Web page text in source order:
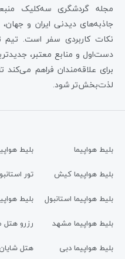
مجله گردشگری سه‌کلیک
جاذبه‌های دیدنی ایران و
نکات کاربردی سفر است. تیم
دست‌اول و منابع معتبر،
برای علاقه‌مندان فراهم
لذت‌بخش‌تر شود.
بلیط هواپیما
بلیط هواپیما کیش
بلیط هواپیما استانبول
بلیط هواپیما مشهد
بلیط هواپیما دبی
بلیط
تور
بلیط
رزرو
هتل